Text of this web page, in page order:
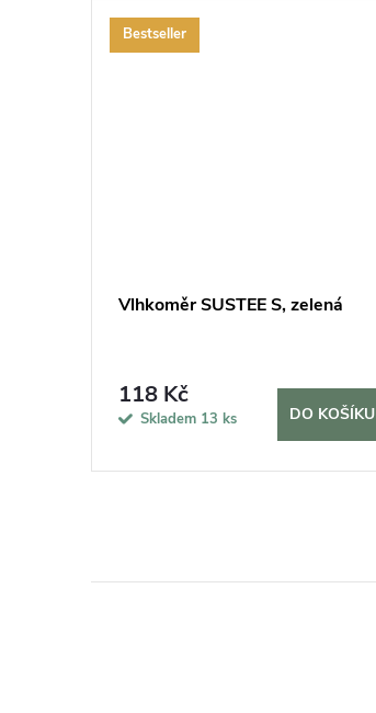
Bestseller
Vlhkoměr SUSTEE S, zelená
118 Kč
Skladem 13 ks DO KOŠÍKU